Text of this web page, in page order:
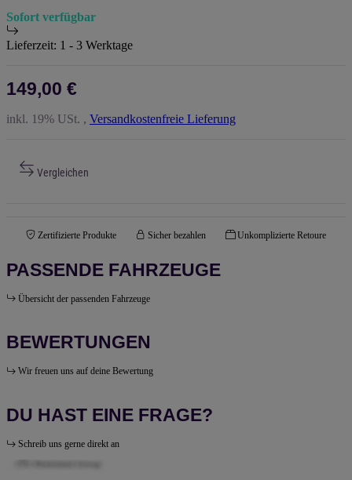
Sofort verfügbar
Lieferzeit: 1 - 3 Werktage
149,00 €
inkl. 19% USt. , Versandkostenfreie Lieferung
Vergleichen
Zertifizierte Produkte Sicher bezahlen Unkomplizierte Retoure
PASSENDE FAHRZEUGE
Übersicht der passenden Fahrzeuge
BEWERTUNGEN
Wir freuen uns auf deine Bewertung
DU HAST EINE FRAGE?
Schreib uns gerne direkt an